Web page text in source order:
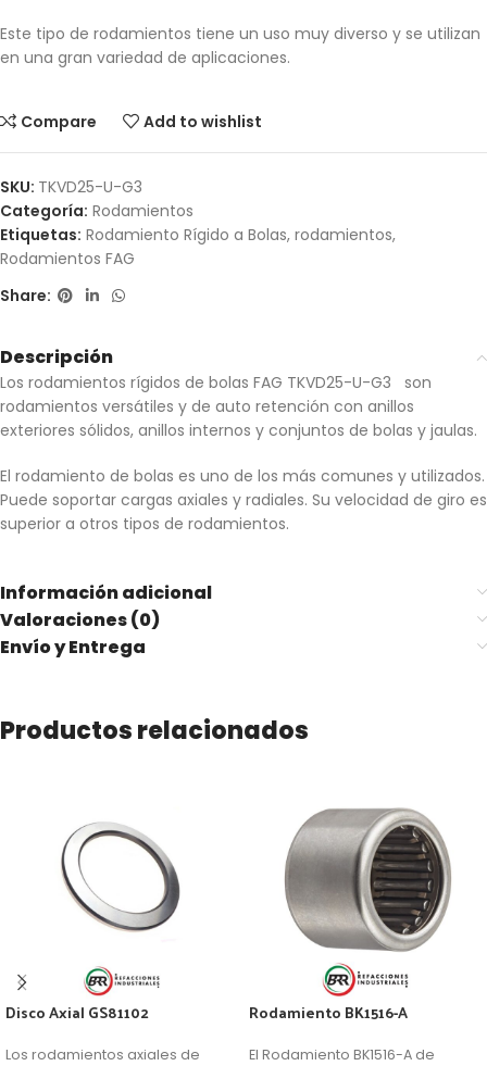
Este tipo de rodamientos tiene un uso muy diverso y se utilizan
en una gran variedad de aplicaciones.
Compare Add to wishlist
SKU: TKVD25-U-G3
Categoría: Rodamientos
Etiquetas: Rodamiento Rígido a Bolas, rodamientos,
Rodamientos FAG
Share:
Descripción
Los rodamientos rígidos de bolas FAG TKVD25-U-G3 son
rodamientos versátiles y de auto retención con anillos
exteriores sólidos, anillos internos y conjuntos de bolas y jaulas.
El rodamiento de bolas es uno de los más comunes y utilizados.
Puede soportar cargas axiales y radiales. Su velocidad de giro es
superior a otros tipos de rodamientos.
Información adicional
Valoraciones (0)
Envío y Entrega
Productos relacionados
Disco Axial GS81102
Los rodamientos axiales de
Rodamiento BK1516-A
El Rodamiento BK1516-A de